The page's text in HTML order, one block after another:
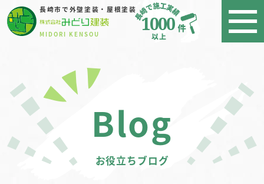
長崎市で外壁塗装・屋根塗装
MIDORI KENSOU 1000
blog
お役立ちブログ